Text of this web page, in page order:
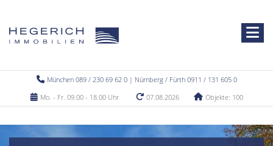
München 089 / 230 69 62 0 | Nürnberg / Fürth 0911 / 131 605 0
Mo. - Fr. 09.00 - 18.00 Uhr
07.08.2026 Objekte: 100